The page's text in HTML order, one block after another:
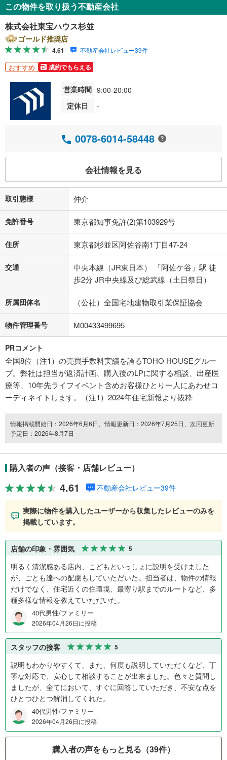
この物件を取り扱う不動産会社
株式会社東宝ハウス杉並
ゴールド推奨店
4.61 不動産会社レビュー39件
おすすめ 成約でもらえる
営業時間 9:00-20:00
定休日
-
0078-6014-58448
会社情報を見る
取引態様 仲介
免許番号 東京都知事免許(2)第103929号
住所 東京都杉並区阿佐谷南1丁目47-24
交通
中央本線（JR東日本） 「阿佐ケ谷」駅 徒
歩2分 JR中央線及び総武線（土日祭日）
所属団体名 （公社）全国宅地建物取引業保証協会
物件管理番号 M00433499695
PRコメント
全国8位（注1）の売買手数料実績を誇るTOHO HOUSEグルー
プ。弊社は担当が返済計画、購入後のLPに関する相談、出産医
療等、10年先ライフイベント含めお客様ひとり一人にあわせコ
ーディネイトします。（注1）2024年住宅新報より抜粋
情報掲載開始日：2026年6月6日、情報更新日：2026年7月25日、次回更新
予定日：2026年8月7日
購入者の声（接客・店舗レビュー）
4.61 不動産会社レビュー39件
実際に物件を購入したユーザーから収集したレビューのみを
掲載しています。
店舗の印象・雰囲気 5
明るく清潔感ある店内、こどもといっしょに説明を受けました
が、ごとも達への配慮もしていただいた。担当者は、物件の情報
だけでなく、住宅近くの住環境、最寄り駅までのルートなど、多
種多様な情報を教えていただいた。
40代男性/ファミリー
2026年04月26日に投稿
スタッフの接客 5
説明もわかりやすくて、また、何度も説明していただくなど、丁
寧な対応で、安心して相談することが出来ました。色々と質問し
ましたが、全てにおいて、すぐに回答していただき、不安な点を
ひとつひとつ解消してくれた。
40代男性/ファミリー
2026年04月26日に投稿
購入者の声をもっと見る（39件）